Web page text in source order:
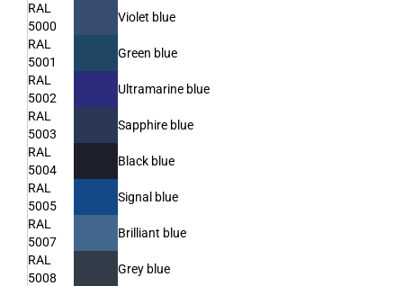
RAL
5000
Violet blue
RAL
5001
Green blue
RAL
5002
Ultramarine blue
RAL
5003
Sapphire blue
RAL
5004
Black blue
RAL
5005
Signal blue
RAL
5007
Brilliant blue
RAL
5008
Grey blue